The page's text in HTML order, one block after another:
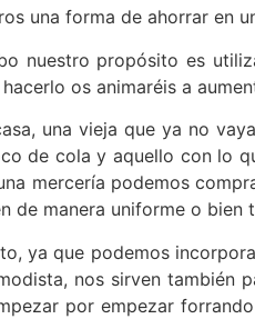
una forma de ahorrar en
nuestro propósito es
os animaréis a
una vieja que ya no
de cola y aquello con lo
mercería podemos
de manera uniforme o
ya que podemos
nos sirven también
por empezar